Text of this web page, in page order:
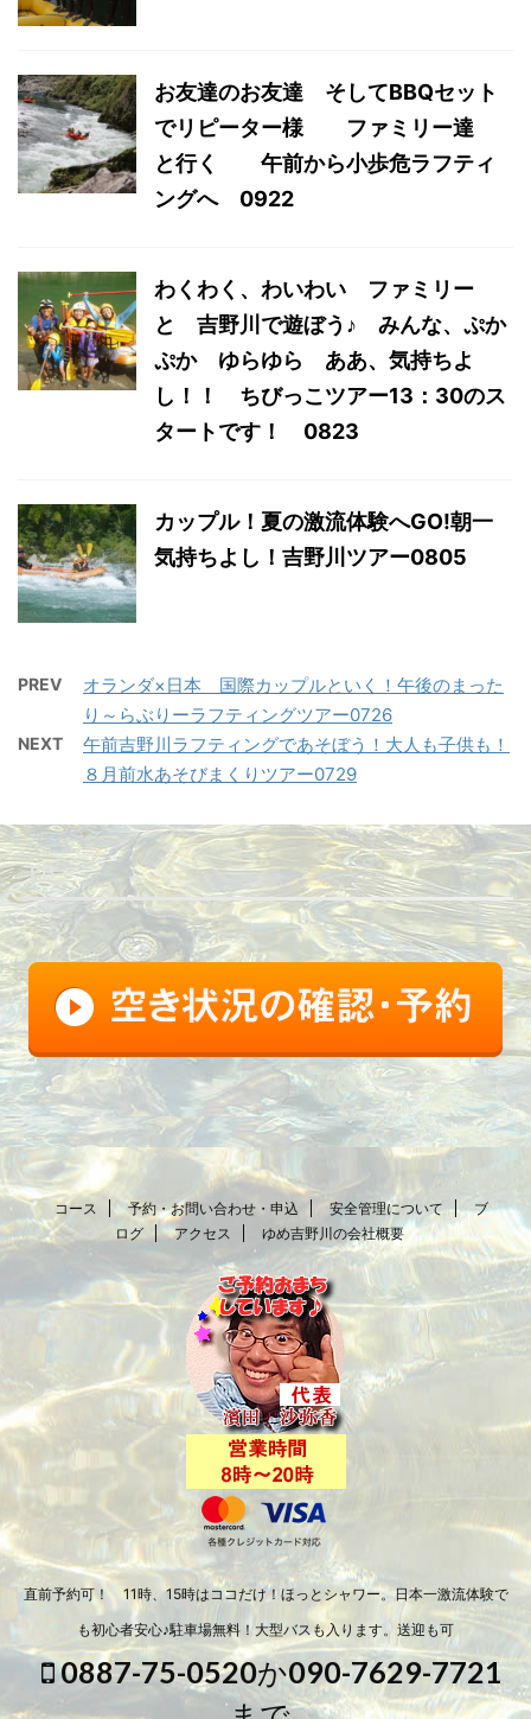
お友達のお友達 そしてBBQセット
でリピーター様 ファミリー達
と行く 午前から小歩危ラフティ
ングへ 0922
わくわく、わいわい ファミリー
と 吉野川で遊ぼう♪ みんな、ぷか
ぷか ゆらゆら ああ、気持ちよ
し！！ ちびっこツアー13：30のス
タートです！ 0823
カップル！夏の激流体験へGO!朝一
気持ちよし！吉野川ツアー0805
PREV
オランダ×日本 国際カップルといく！午後のまった
り～らぶりーラフティングツアー0726
NEXT
午前吉野川ラフティングであそぼう！大人も子供も！
８月前水あそびまくりツアー0729
FB
コース 予約・お問い合わせ・申込 安全管理について
ブ
ログ
アクセス ゆめ吉野川の会社概要
直前予約可！ 11時、15時はココだけ！ほっとシャワー。日本一激流体験で
も初心者安心♪駐車場無料！大型バスも入ります。送迎も可
0887-75-0520か090-7629-7721